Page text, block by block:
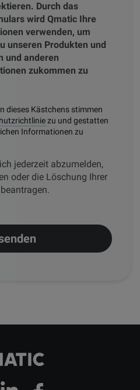
Durch das
wird Qmatic Ihre
verwenden, um
unseren Produkten und
und anderen
zukommen zu
dieses Kästchens stimmen
zu und gestatten
Informationen zu
jederzeit abzumelden,
oder die Löschung Ihrer